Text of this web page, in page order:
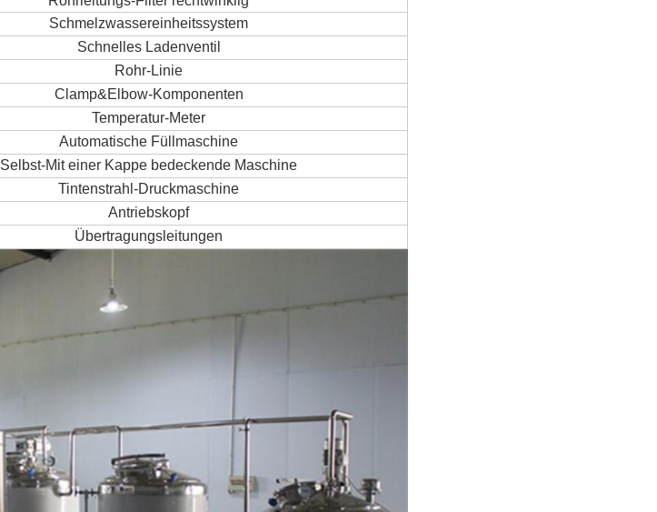
Schmelzwassereinheitssystem
Schnelles Ladenventil
Rohr-Linie
Clamp&Elbow-Komponenten
Temperatur-Meter
Automatische Füllmaschine
Selbst-Mit einer Kappe bedeckende Maschine
Tintenstrahl-Druckmaschine
Antriebskopf
Übertragungsleitungen